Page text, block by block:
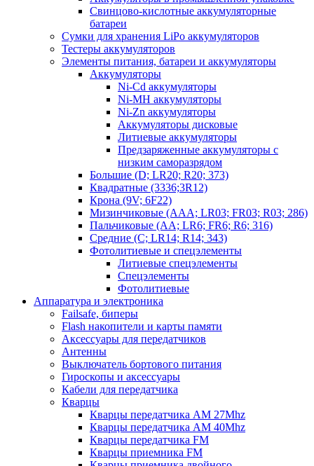
Свинцово-кислотные аккумуляторные
батареи
Сумки для хранения LiPo аккумуляторов
Тестеры аккумуляторов
Элементы питания, батареи и аккумуляторы
Аккумуляторы
Ni-Cd аккумуляторы
Ni-MH аккумуляторы
Ni-Zn аккумуляторы
Аккумуляторы дисковые
Литиевые аккумуляторы
Предзаряженные аккумуляторы с
низким саморазрядом
Большие (D; LR20; R20; 373)
Квадратные (3336;3R12)
Крона (9V; 6F22)
Мизинчиковые (AAA; LR03; FR03; R03; 286)
Пальчиковые (AA; LR6; FR6; R6; 316)
Средние (C; LR14; R14; 343)
Фотолитиевые и спецэлементы
Литиевые спецэлементы
Спецэлементы
Фотолитиевые
Аппаратура и электроника
Failsafe, биперы
Flash накопители и карты памяти
Аксессуары для передатчиков
Антенны
Выключатель бортового питания
Гироскопы и аксессуары
Кабели для передатчика
Кварцы
Кварцы передатчика AM 27Mhz
Кварцы передатчика AM 40Mhz
Кварцы передатчика FM
Кварцы приемника FM